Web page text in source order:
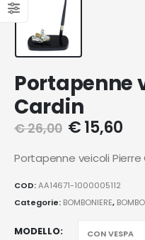
Portapenne
Cardin
€26,00 €15,60
Portapenne veicoli
COD:AA14671-1000005112
Categorie: BOMBONIERE,
MODELLO